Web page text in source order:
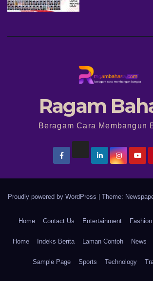
Ragam
Beragam Cara Membangun
Proudly powered by WordPress | Theme:
Home Contact Us Entertainment Fashion
Home Indeks Berita Laman Contoh News
Sample Page Sports Technology